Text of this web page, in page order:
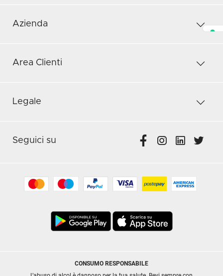
Azienda
Area Clienti
Legale
Seguici su
CONSUMO RESPONSABILE